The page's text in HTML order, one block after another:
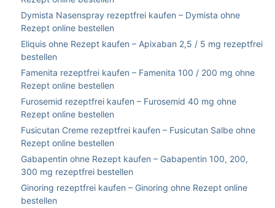
Dymista Nasenspray rezeptfrei kaufen – Dymista ohne
Rezept online bestellen
Eliquis ohne Rezept kaufen – Apixaban 2,5 / 5 mg rezeptfrei
bestellen
Famenita rezeptfrei kaufen – Famenita 100 / 200 mg ohne
Rezept online bestellen
Furosemid rezeptfrei kaufen – Furosemid 40 mg ohne
Rezept online bestellen
Fusicutan Creme rezeptfrei kaufen – Fusicutan Salbe ohne
Rezept online bestellen
Gabapentin ohne Rezept kaufen – Gabapentin 100, 200,
300 mg rezeptfrei bestellen
Ginoring rezeptfrei kaufen – Ginoring ohne Rezept online
bestellen